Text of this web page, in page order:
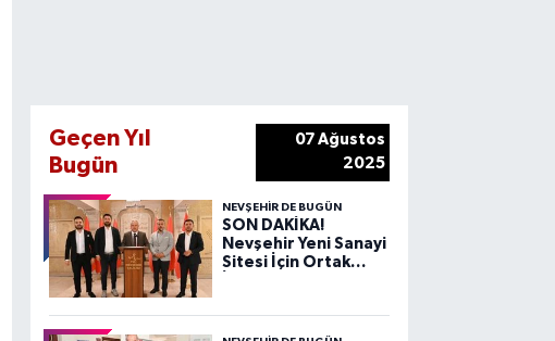
Geçen Yıl
Bugün
07 Ağustos
2025
NEVŞEHIR DE BUGÜN
SON DAKİKA!
Nevşehir Yeni Sanayi
Sitesi İçin Ortak